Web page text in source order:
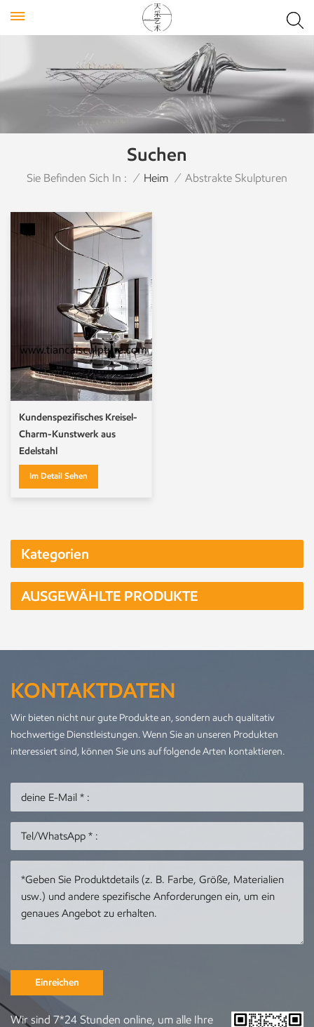
Suchen
Sie Befinden Sich In : / Heim / Abstrakte Skulpturen
Kundenspezifisches Kreisel-
Charm-Kunstwerk aus
Edelstahl
Im Detail Sehen
Kategorien
AUSGEWÄHLTE PRODUKTE
KONTAKTDATEN
Wir bieten nicht nur gute Produkte an, sondern auch qualitativ
hochwertige Dienstleistungen. Wenn Sie an unseren Produkten
interessiert sind, können Sie uns auf folgende Arten kontaktieren.
Einreichen
Wir sind 7*24 Stunden online, um alle Ihre